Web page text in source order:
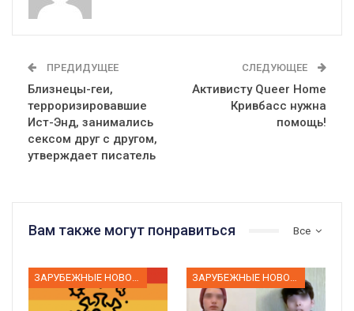
ПРЕДИДУЩЕЕ
Близнецы-геи,
терроризировавшие
Ист-Энд, занимались
сексом друг с другом,
утверждает писатель
СЛЕДУЮЩЕЕ
Активисту Queer Home
Кривбасс нужна
помощь!
Все
Вам также могут понравиться